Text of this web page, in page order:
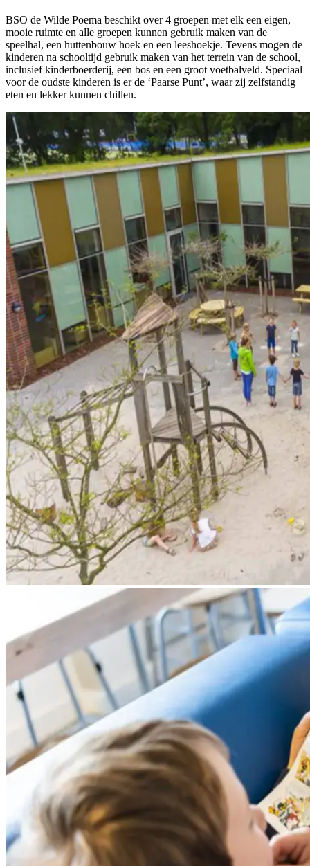
BSO de Wilde Poema beschikt over 4 groepen met elk een eigen,
mooie ruimte en alle groepen kunnen gebruik maken van de
speelhal, een huttenbouw hoek en een leeshoekje. Tevens mogen de
kinderen na schooltijd gebruik maken van het terrein van de school,
inclusief kinderboerderij, een bos en een groot voetbalveld. Speciaal
voor de oudste kinderen is er de ‘Paarse Punt’, waar zij zelfstandig
eten en lekker kunnen chillen.